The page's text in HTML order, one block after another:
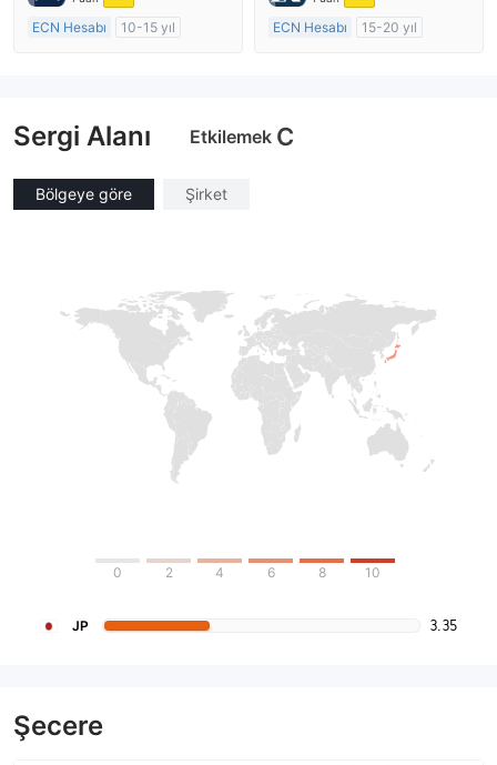
ECN Hesabı
10-15 yıl
ECN Hesabı
15-20 yıl
Sergi Alanı Etkilemek C
Bölgeye göre Şirket
0 2 4 6 8 10
JP 3.35
Şecere